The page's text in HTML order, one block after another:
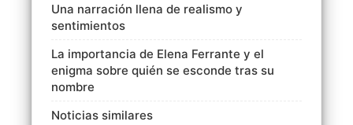
Una narración llena de realismo y
sentimientos
La importancia de Elena Ferrante y el
enigma sobre quién se esconde tras su
nombre
Noticias similares